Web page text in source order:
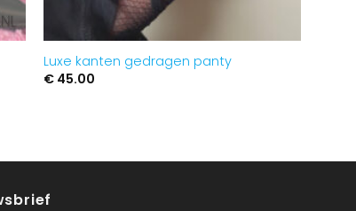
Luxe kanten gedragen panty
€45.00